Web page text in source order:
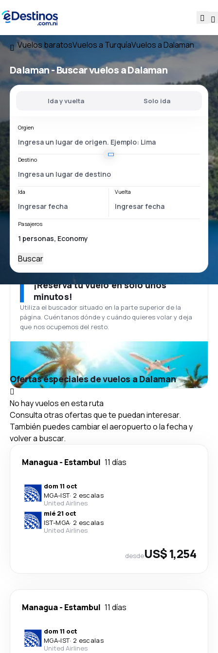
Vuelos baratosVuelos a TurquíaVuelos a Dalaman
Dalaman - Buscar vuelos a Dalaman
Ida y vuelta Solo ida
Orgien
Destino
Ida Vuelta
Pasajeros
Buscar
¡Reserva tu vuelo en solo unos
minutos!
Utiliza el buscador situado en la parte superior de la
página. Cuéntanos dónde y cuándo quieres volar y deja
que nos ocupemos del resto.
Ofertas especiales de vuelos a Dalaman
No hay vuelos en esta ruta
Consulta otras ofertas que te puedan interesar.
También puedes cambiar el aeropuerto o la fecha y
volver a buscar.
Managua- Estambul 11 días
dom 11 oct
MGA-IST· 2 escalas
United Airlines
mié 21 oct
IST-MGA· 2 escalas
United Airlines
desdeUS$ 1,254
Managua- Estambul 11 días
dom 11 oct
MGA-IST· 2 escalas
United Airlines